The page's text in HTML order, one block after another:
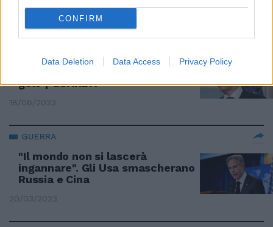
CONFIRM
Data Deletion Data Access Privacy Policy
19/06/2023
DIPLOMAZIA
Cina e Usa provano a fare la
gelo | GUARDA
18/06/2023
GUERRA
"Il mondo non si lascerà
ingannare". Gli Usa smascherano
Russia e Cina
20/03/2023